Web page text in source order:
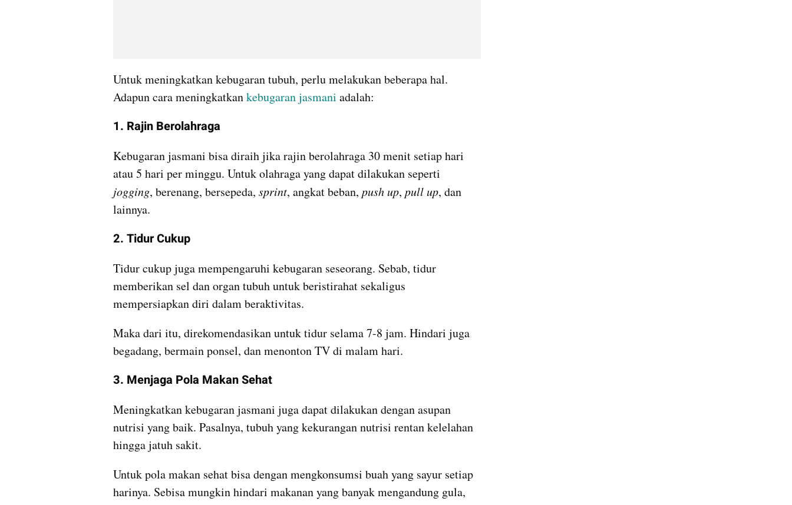
Untuk meningkatkan kebugaran tubuh, perlu melakukan beberapa hal.
Adapun cara meningkatkan kebugaran jasmani adalah:
1. Rajin Berolahraga
Kebugaran jasmani bisa diraih jika rajin berolahraga 30 menit setiap hari
jogging, berenang, bersepeda, sprint, angkat beban, push up, pull up, dan
lainnya.
2. Tidur Cukup
Tidur cukup juga mempengaruhi kebugaran seseorang. Sebab, tidur
memberikan sel dan organ tubuh untuk beristirahat sekaligus
mempersiapkan diri dalam beraktivitas.
Maka dari itu, direkomendasikan untuk tidur selama 7-8 jam. Hindari juga
begadang, bermain ponsel, dan menonton TV di malam hari.
3. Menjaga Pola Makan Sehat
Meningkatkan kebugaran jasmani juga dapat dilakukan dengan asupan
nutrisi yang baik. Pasalnya, tubuh yang kekurangan nutrisi rentan kelelahan
hingga jatuh sakit.
Untuk pola makan sehat bisa dengan mengkonsumsi buah yang sayur setiap
harinya. Sebisa mungkin hindari makanan yang banyak mengandung gula,